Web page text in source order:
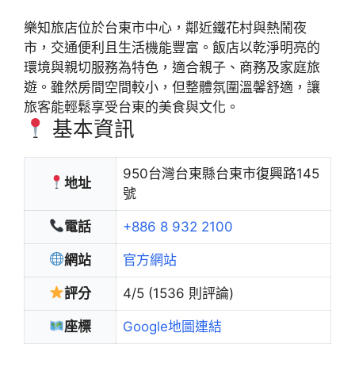
樂知旅店位於台東市中心，鄰近鐵花村與熱鬧夜
市，交通便利且生活機能豐富。飯店以乾淨明亮的
環境與親切服務為特色，適合親子、商務及家庭旅
遊。雖然房間空間較小，但整體氛圍溫馨舒適，讓
旅客能輕鬆享受台東的美食與文化。
基本資訊
地址
950台灣台東縣台東市復興路145
號
電話 +886 8 932 2100
網站 官方網站
評分 4/5 (1536 則評論)
座標 Google地圖連結